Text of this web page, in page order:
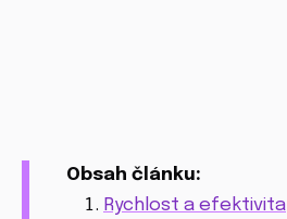
Obsah článku:
Rychlost a efektivita